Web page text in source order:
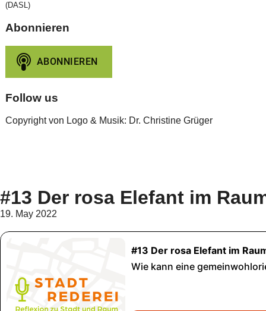
(DASL)
Abonnieren
Follow us
Copyright von Logo & Musik: Dr. Christine Grüger
#13 Der rosa Elefant im
19. May 2022